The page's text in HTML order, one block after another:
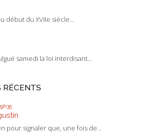
début du XVIIe siècle...
samedi la loi interdisant...
RÉCENTS
pour signaler que, une fois de...